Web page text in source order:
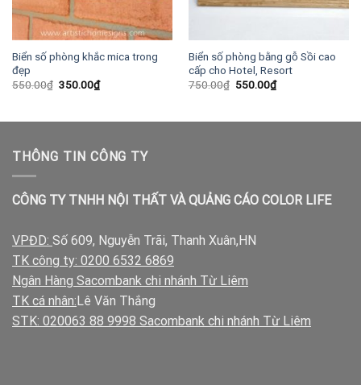
Biển số phòng khắc mica trong
đẹp
550.00₫ Giá
350.00₫Giá
hiện
350.00₫.
Biển số phòng bằng gỗ Sồi cao
cấp cho Hotel, Resort
750.00₫ Giá
550.00₫Giá
hiện
550.00₫.
THÔNG TIN CÔNG TY
CÔNG TY TNHH NỘI THẤT VÀ QUẢNG CÁO COLOR LIFE
VPĐD: Số 609, Nguyễn Trãi, Thanh Xuân,HN
TK công ty: 0200 6532 6869
Ngân Hàng Sacombank chi nhánh Từ Liêm
TK cá nhân: Lê Văn Thắng
STK: 020063 88 9998 Sacombank chi nhánh Từ Liêm